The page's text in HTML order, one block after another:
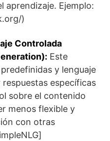
aprendizaje. Ejemplo:
)
Controlada
Este
y lenguaje
específicas
sobre el contenido
menos flexible y
con otras